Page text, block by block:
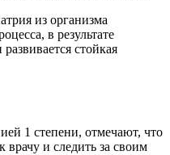
из организма
в результате
стойкая
1 степени, отмечают, что
врачу и следить за своим